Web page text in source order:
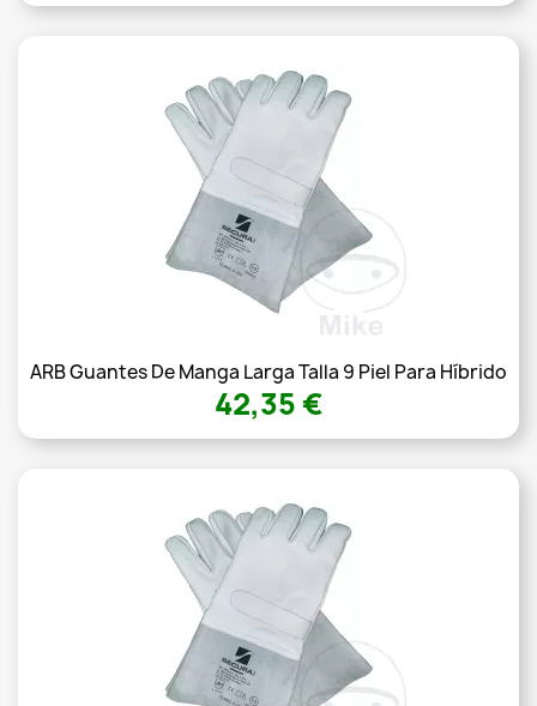
ARB Guantes De Manga Larga Talla 9 Piel Para Híbrido
42,35 €